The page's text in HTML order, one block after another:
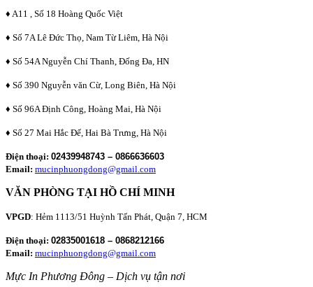
♦ A11 , Số 18 Hoàng Quốc Việt
♦ Số 7A Lê Đức Thọ, Nam Từ Liêm, Hà Nội
♦ Số 54A Nguyễn Chí Thanh, Đống Đa, HN
♦ Số 390 Nguyễn văn Cừ, Long Biên, Hà Nội
♦ Số 96A Định Công, Hoàng Mai, Hà Nội
♦ Số 27 Mai Hắc Đế, Hai Bà Trưng, Hà Nội
Điện thoại: 02439948743 – 0866636603
Email: mucinphuongdong@gmail.com
VĂN PHÒNG TẠI HỒ CHÍ MINH
VPGD: Hẻm 1113/51 Huỳnh Tấn Phát, Quận 7, HCM
Điện thoại: 02835001618 – 0868212166
Email: mucinphuongdong@gmail.com
Mực In Phương Đông – Dịch vụ tận nơi